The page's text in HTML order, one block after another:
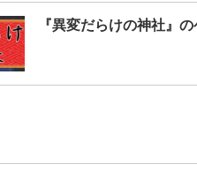
『異変だらけの神社』